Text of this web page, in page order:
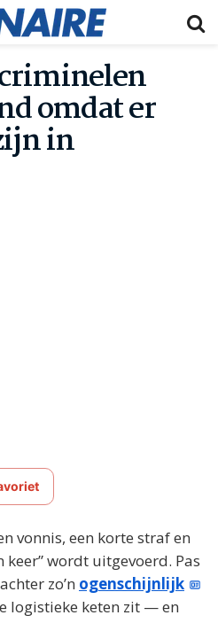
omdat er
in
vonnis, een korte straf en
keer” wordt uitgevoerd. Pas
zo’n ogenschijnlijk
logistieke keten zit — en